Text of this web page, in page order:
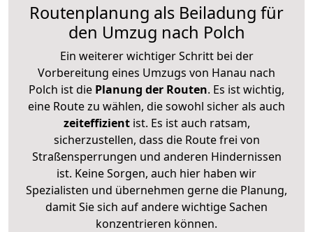
Routenplanung als Beiladung für
den Umzug nach Polch
Ein weiterer wichtiger Schritt bei der
Vorbereitung eines Umzugs von Hanau nach
Polch ist die Planung der Routen. Es ist wichtig,
eine Route zu wählen, die sowohl sicher als auch
zeiteffizientist. Es ist auch ratsam,
sicherzustellen, dass die Route frei von
Straßensperrungen und anderen Hindernissen
ist. Keine Sorgen, auch hier haben wir
Spezialisten und übernehmen gerne die Planung,
damit Sie sich auf andere wichtige Sachen
konzentrieren können.